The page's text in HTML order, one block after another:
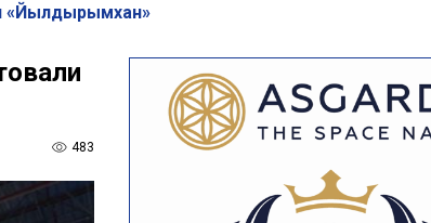
«Йылдырымхан»
483